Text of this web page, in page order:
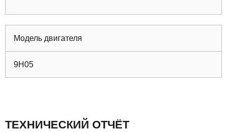
Модель двигателя
9H05
ТЕХНИЧЕСКИЙ ОТЧЁТ